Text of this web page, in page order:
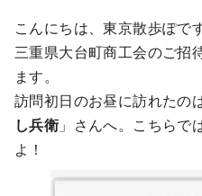
こんにちは、東京散歩ぽで
三重県大台町商工会のご招
ます。
訪問初日のお昼に訪れたの
し兵衛」さんへ。こちらで
よ！